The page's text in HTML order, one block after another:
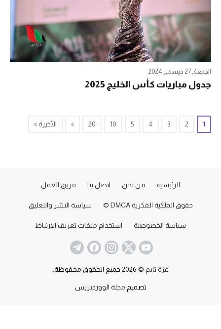
الجمعة, 27 ديسمبر 2024
جدول مباريات كأس الخليج 2025
1
2
3
4
5
10
20
» الأخيرة »
الرئيسية من نحن اتصل بنا فريق العمل
حقوق الملكية الفكرية DMCA © سياسة النشر والتعليق
سياسة الخصوصية استخدام ملفات تعريف الارتباط
غزة تايم © 2026 جميع الحقوق محفوظة.
تصميم مجلة الووردبريس